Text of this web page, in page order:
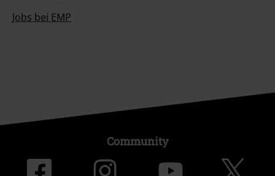
Jobs bei EMP
Community